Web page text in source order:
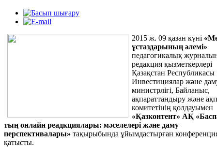
2015 ж. 09 қазан күні
ұстаздарының әлемі»
педагогикалық
редакция қызметкерлері
Қазақстан Республикасы
Инвестициялар және
министрлігі, Байланыс,
ақпараттандыру және
комитетінің қолдауымен
«Қазконтент» АҚ
тың онлайн реадкциялары: мәселелері және даму
перспективалары» тақырыбында ұйымдастырған
қатысты.